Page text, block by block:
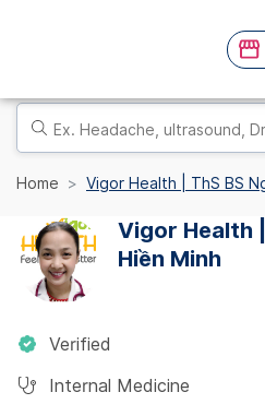
Home Vigor Health | ThS BS
Vigor Health
Hiền Minh
Verified
Internal Medicine